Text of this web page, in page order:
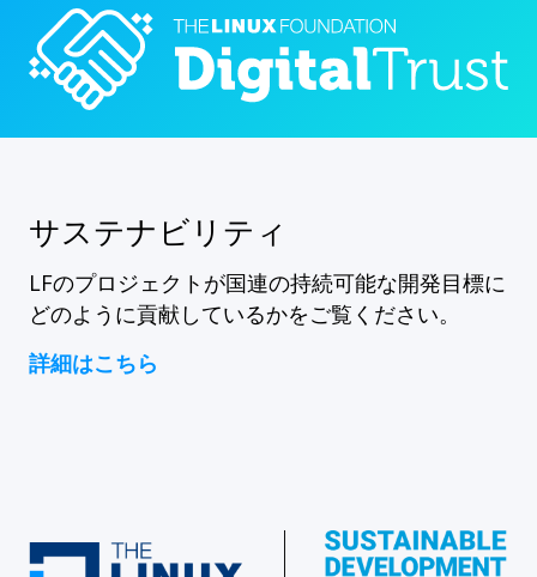
サステナビリティ
LFのプロジェクトが国連の持続可能な開発目標に
どのように貢献しているかをご覧ください。
詳細はこちら